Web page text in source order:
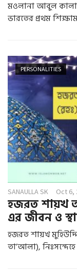
মওলানা আবুল
ভারতের প্রথম
PERSONALITIES
SANAULLA SK Oct 6,
হজরত শায়খ
এর জীবন ও
হজরত শায়খ
তা’আলা), নিঃসন্দেহে